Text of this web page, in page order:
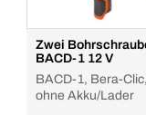
Zwei
BACD-1 12 V
BACD-1, Bera-Clic,
ohne Akku/Lader